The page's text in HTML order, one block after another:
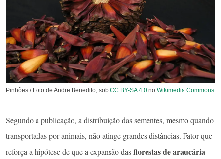
Pinhões / Foto de Andre Benedito, sob CC BY-SA 4.0 no Wikimedia Commons
Segundo a publicação, a distribuição das sementes, mesmo quando
transportadas por animais, não atinge grandes distâncias. Fator que
reforça a hipótese de que a expansão dasflorestas de araucária